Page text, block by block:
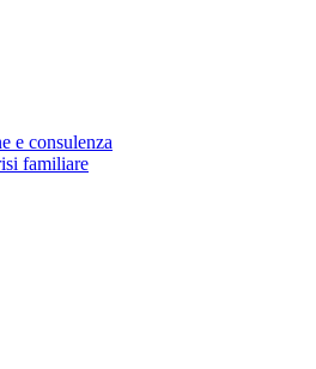
e consulenza
familiare